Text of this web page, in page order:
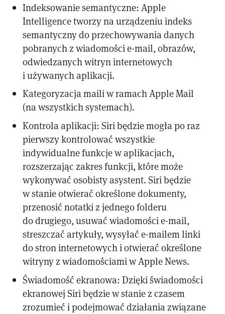
Indeksowanie semantyczne: Apple
Intelligence tworzy na urządzeniu indeks
semantyczny do przechowywania danych
pobranych z wiadomości e-mail, obrazów,
odwiedzanych witryn internetowych
i używanych aplikacji.
Kategoryzacja maili w ramach Apple Mail
(na wszystkich systemach).
Kontrola aplikacji: Siri będzie mogła po raz
pierwszy kontrolować wszystkie
indywidualne funkcje w aplikacjach,
rozszerzając zakres funkcji, które może
wykonywać osobisty asystent. Siri będzie
w stanie otwierać określone dokumenty,
przenosić notatki z jednego folderu
do drugiego, usuwać wiadomości e-mail,
streszczać artykuły, wysyłać e-mailem linki
do stron internetowych i otwierać określone
witryny z wiadomościami w Apple News.
Świadomość ekranowa: Dzięki świadomości
ekranowej Siri będzie w stanie z czasem
zrozumieć i podejmować działania związane